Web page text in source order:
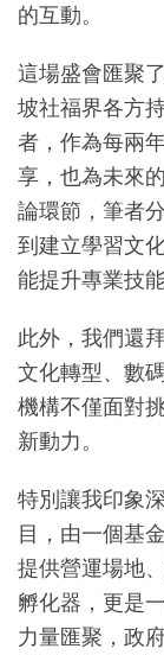
的互動。
這場盛會匯聚
坡社福界各方
者，作為每兩
享，也為未來
論環節，筆者
到建立學習文
能提升專業技
此外，我們還
文化轉型、數
機構不僅面對
新動力。
特別讓我印象
目，由一個基
提供營運場地
孵化器，更是
力量匯聚，政